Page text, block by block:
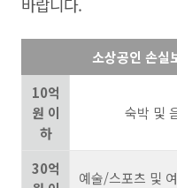
소상공인 손실
10억
원 이
하
숙박 및
30억
예술/스포츠 및